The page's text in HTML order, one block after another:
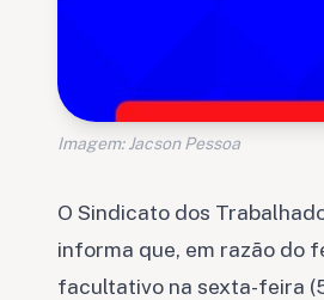
Imagem: Jacson Pessoa
O Sindicato dos
informa que, em razão do
facultativo na sexta-feira